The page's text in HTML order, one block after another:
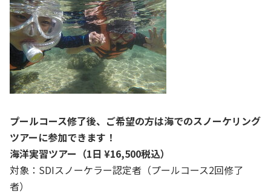
プールコース修了後、ご希望の方は海でのスノーケリング
ツアーに参加できます！
海洋実習ツアー（1日 ¥16,500税込）
対象：SDIスノーケラー認定者（プールコース2回修了
者）